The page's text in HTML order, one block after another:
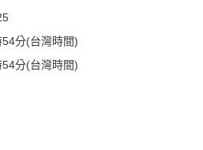
分(台灣時間)
分(台灣時間)